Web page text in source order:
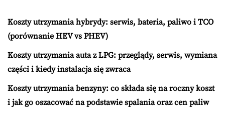
Koszty utrzymania hybrydy: serwis, bateria, paliwo i TCO
(porównanie HEV vs PHEV)
Koszty utrzymania auta z LPG: przeglądy, serwis, wymiana
części i kiedy instalacja się zwraca
Koszty utrzymania benzyny: co składa się na roczny koszt
i jak go oszacować na podstawie spalania oraz cen paliw